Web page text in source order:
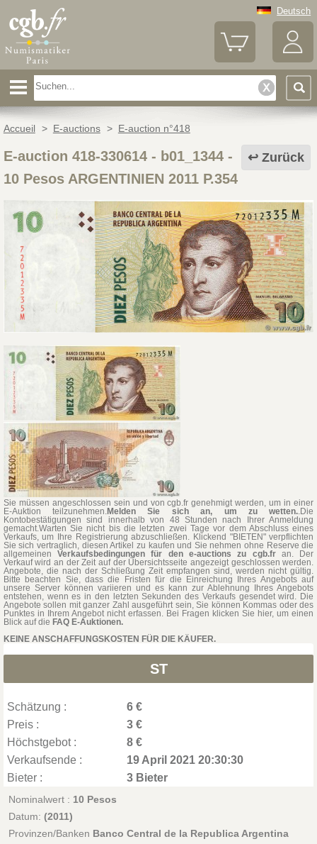
Deutsch
Accueil > E-auctions > E-auction n°418
Zurück
E-auction 418-330614 - b01_1344-
10 Pesos ARGENTINIEN 2011 P.354
Sie müssen angeschlossen sein und von cgb.fr genehmigt werden, um in einer
E-Auktion teilzunehmen.Melden Sie sich an, um zu wetten..Die
Kontobestätigungen sind innerhalb von 48 Stunden nach Ihrer Anmeldung
gemacht.Warten Sie nicht bis die letzten zwei Tage vor dem Abschluss eines
Verkaufs, um Ihre Registrierung abzuschließen. Klickend "BIETEN" verpflichten
Sie sich vertraglich, diesen Artikel zu kaufen und Sie nehmen ohne Reserve die
allgemeinenVerkaufsbedingungen für den e-auctions zu cgb.fran. Der
Verkauf wird an der Zeit auf der Übersichtsseite angezeigt geschlossen werden.
Angebote, die nach der Schließung Zeit empfangen sind, werden nicht gültig.
Bitte beachten Sie, dass die Fristen für die Einreichung Ihres Angebots auf
unsere Server können variieren und es kann zur Ablehnung Ihres Angebots
entstehen, wenn es in den letzten Sekunden des Verkaufs gesendet wird. Die
Angebote sollen mit ganzer Zahl ausgeführt sein, Sie können Kommas oder des
Punktes in Ihrem Angebot nicht erfassen. Bei Fragen klicken Sie hier, um einen
Blick auf die FAQ E-Auktionen.
KEINE ANSCHAFFUNGSKOSTEN FÜR DIE KÄUFER.
ST
Schätzung :
6 €
Preis :
3 €
Höchstgebot :
8 €
Verkaufsende :
19 April 2021 20:30:30
Bieter :
3 Bieter
Nominalwert : 10 Pesos
Datum: (2011)
Provinzen/Banken Banco Central de la Republica Argentina